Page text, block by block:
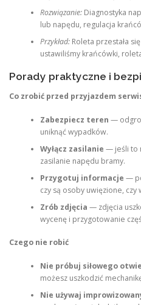
Rozwiązanie:Diagnostyka
lub napędu, regulacja
Przykład:Roleta przestała
ustawiliśmy krańcówki,
Porady praktyczne i
Co zrobić przed przyjazdem
Zabezpiecz teren —
uniknąć wypadków.
Wyłącz zasilanie — jeśli to
zasilanie napędu bramy.
Przygotuj informacje —
czy są osoby uwięzione, czy
Zrób zdjęcia — zdjęcia
wycenę i przygotowanie
Czego nie robić
Nie próbuj siłowego
możesz uszkodzić
Nie używaj